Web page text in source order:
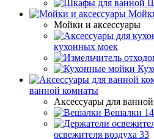
Мойки и аксессуары
кухонных моек
ванной комнаты
Аксессуары для
Вешалки 14
освежителя воздуха 33